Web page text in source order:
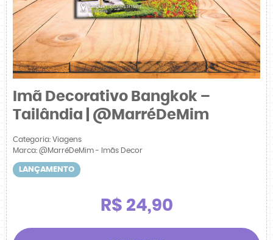
Imã Decorativo Bangkok –
Tailândia | @MarréDeMim
Categoria: Viagens
Marca: @MarréDeMim - Imãs Decor
LANÇAMENTO
R$ 24,90